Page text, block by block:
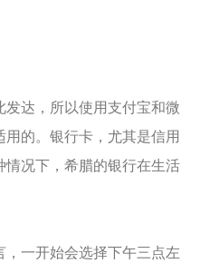
达，所以使用支付宝和微
的。银行卡，尤其是信用
况下，希腊的银行在生活
一开始会选择下午三点左